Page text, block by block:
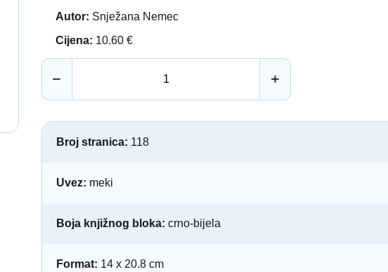
Autor: Snježana Nemec
Cijena: 10.60 €
− +
Broj stranica: 118
Uvez: meki
Boja knjižnog bloka: crno-bijela
Format: 14 x 20.8 cm